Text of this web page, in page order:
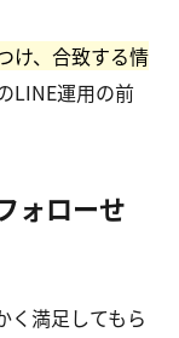
け、合致する情
LINE運用の前
ォローせ
く満足してもら